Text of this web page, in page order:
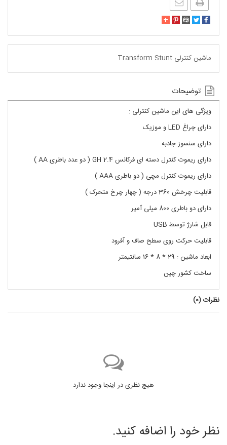
ماشین کنترلی Transform Stunt
توضیحات
ویژگی های این ماشین کنترلی :
دارای چراغ LED و موزیک
دارای سنسوز جاذبه
دارای ریموت کنترل دسته ای فرکانس GH 2.4 ( دو عدد باطری AA )
دارای ریموت کنترل مچی ( دو باطری AAA )
قابلیت چرخش 360 درجه ( چهار چرخ متحرک )
دارای دو باطری 800 میلی آمپر
قابل شارژ توسط USB
قابلیت حرکت روی سطح صاف و آفرود
ابعاد ماشین : 29 * 8 * 16 سانتیمتر
ساخت کشور چین
نظرات (0
)
هیچ نظری در اینجا وجود ندارد
نظر خود را اضافه کنید.